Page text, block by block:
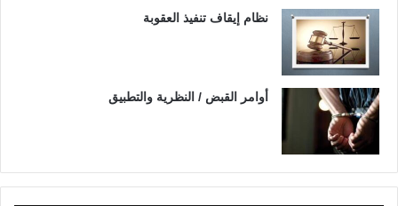
نظام إيقاف تنفيذ العقوبة
أوامر القبض / النظرية والتطبيق